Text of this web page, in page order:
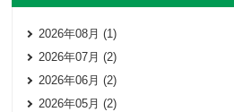
2026年08月 (1)
2026年07月 (2)
2026年06月 (2)
2026年05月 (2)